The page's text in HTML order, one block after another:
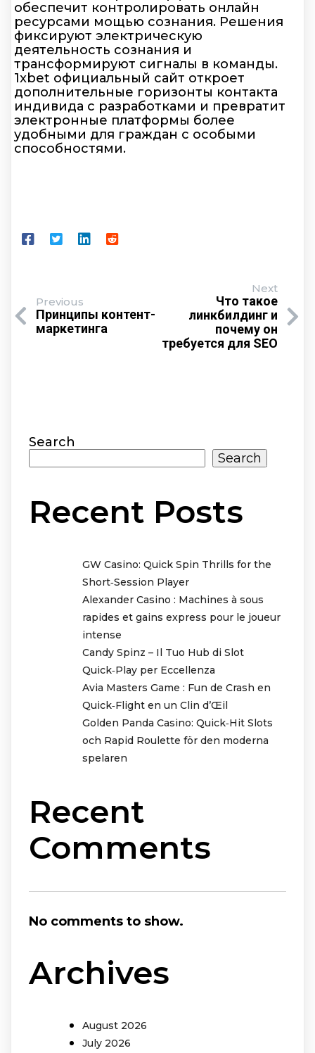
обеспечит контролировать онлайн
ресурсами мощью сознания. Решения
фиксируют электрическую
деятельность сознания и
трансформируют сигналы в команды.
1xbet официальный сайт откроет
дополнительные горизонты контакта
индивида с разработками и превратит
электронные платформы более
удобными для граждан с особыми
способностями.
Previous
Принципы контент-
маркетинга
Next
Что такое
линкбилдинг и
почему он
требуется для SEO
Search
Search
Recent Posts
GW Casino: Quick Spin Thrills for the
Short‑Session Player
Alexander Casino : Machines à sous
rapides et gains express pour le joueur
intense
Candy Spinz – Il Tuo Hub di Slot
Quick‑Play per Eccellenza
Avia Masters Game : Fun de Crash en
Quick‑Flight en un Clin d’Œil
Golden Panda Casino: Quick‑Hit Slots
och Rapid Roulette för den moderna
spelaren
Recent
Comments
No comments to show.
Archives
August 2026
July 2026